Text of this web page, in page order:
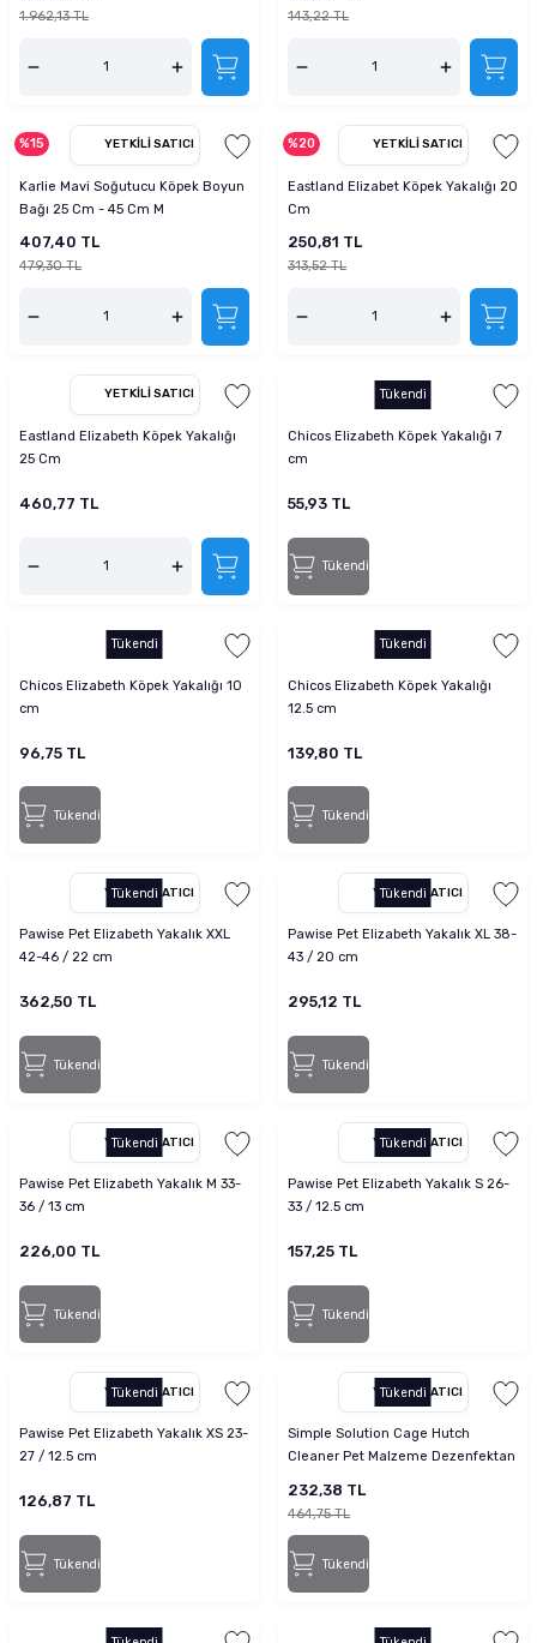
1.962,13 TL 143,22 TL
%15 YETKILI SATICI
Karlie Mavi Soğutucu Köpek Boyun
Bağı 25 Cm - 45 Cm M
407,40 TL
479,30 TL
%20 YETKILI SATICI
Eastland Elizabet Köpek Yakalığı 20
Cm
250,81 TL
313,52 TL
YETKILI SATICI
Eastland Elizabeth Köpek Yakalığı
25 Cm
460,77 TL
Tükendi
Chicos Elizabeth Köpek Yakalığı 7
cm
55,93 TL
Tükendi
Tükendi
Chicos Elizabeth Köpek Yakalığı 10
cm
96,75 TL
Tükendi
Tükendi
Chicos Elizabeth Köpek Yakalığı
12.5 cm
139,80 TL
Tükendi
Tükendi
YETKILI SATICI
Pawise Pet Elizabeth Yakalık XXL
42-46 / 22 cm
362,50 TL
Tükendi
Tükendi
YETKILI SATICI
Pawise Pet Elizabeth Yakalık XL 38-
43 / 20 cm
295,12 TL
Tükendi
Tükendi
YETKILI SATICI
Pawise Pet Elizabeth Yakalık M 33-
36 / 13 cm
226,00 TL
Tükendi
Tükendi
YETKILI SATICI
Pawise Pet Elizabeth Yakalık S 26-
33 / 12.5 cm
157,25 TL
Tükendi
Tükendi
YETKILI SATICI
Pawise Pet Elizabeth Yakalık XS 23-
27 / 12.5 cm
126,87 TL
Tükendi
Tükendi
YETKILI SATICI
Simple Solution Cage Hutch
Cleaner Pet Malzeme Dezenfektan
232,38 TL
464,75 TL
Tükendi